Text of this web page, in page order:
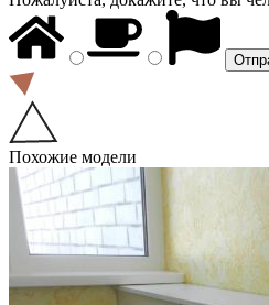
Похожие модели